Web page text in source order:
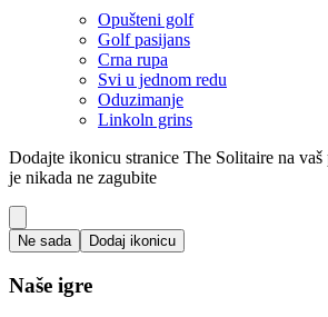
Opušteni golf
Golf pasijans
Crna rupa
Svi u jednom redu
Oduzimanje
Linkoln grins
Dodajte ikonicu stranice The Solitaire na vaš
je nikada ne zagubite
Ne sada Dodaj ikonicu
Naše igre